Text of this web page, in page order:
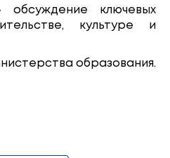
обсуждение ключевых
культуре и
образования.